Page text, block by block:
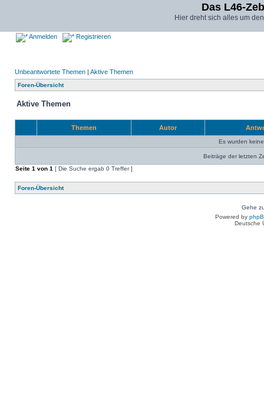
Das L46-
Hier dreht sich alles um
Anmelden Registrieren
Unbeantwortete Themen | Aktive Themen
Foren-Übersicht
Aktive Themen
Themen Autor
Es wurden
Beiträge der letzten
Seite 1 von 1 [ Die Suche ergab 0 Treffer ]
Foren-Übersicht
Gehe
Powered by
Deutsche